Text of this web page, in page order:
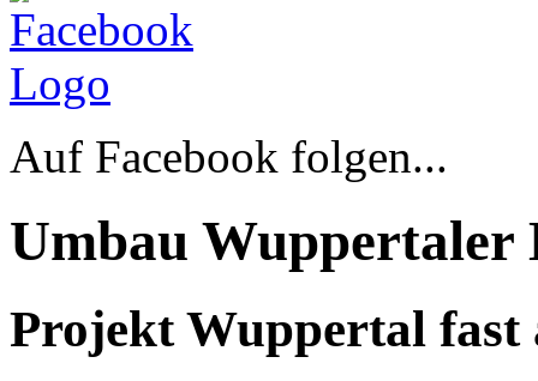
Auf Facebook folgen...
Umbau Wuppertaler
Projekt Wuppertal fast